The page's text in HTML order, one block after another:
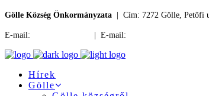
Gölle Község Önkormányzata | Cím: 7272 Gölle, Petőfi
E-mail: | E-mail:
Hírek
Gölle